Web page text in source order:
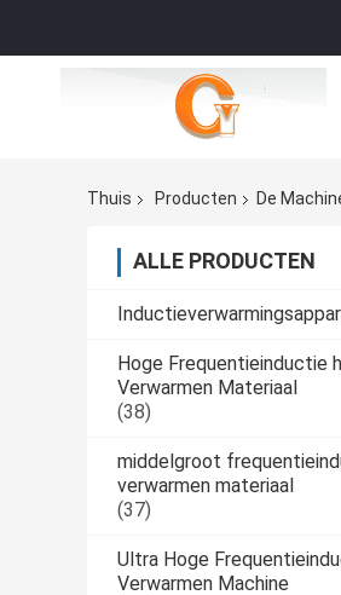
Thuis Producten De
ALLE PRODUCTEN
Hoge Frequentieinductie
Verwarmen Materiaal
(38)
middelgroot
verwarmen materiaal
(37)
Ultra Hoge
Verwarmen Machine